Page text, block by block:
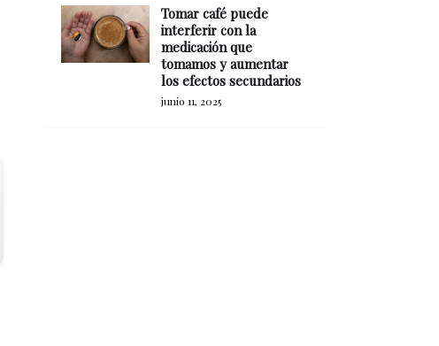
Tomar café puede
interferir con la
medicación que
tomamos y aumentar
los efectos secundarios
junio 11, 2025